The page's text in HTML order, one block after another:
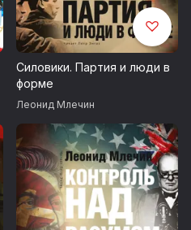
Силовики. Партия и люди в
форме
Леонид Млечин